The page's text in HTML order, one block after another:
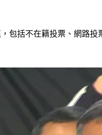
括不在籍投票、網路